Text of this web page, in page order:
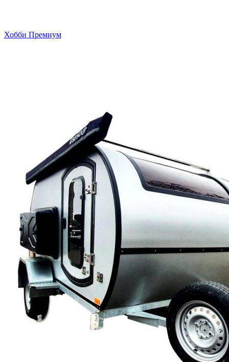
Хобби Премиум